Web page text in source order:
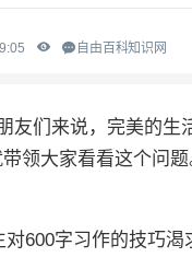
自由百科知识网
友们来说，完美的生
领大家看看这个问题
600字习作的技巧渴